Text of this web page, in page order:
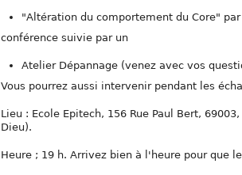
"Altération du comportement du Core" par
conférence suivie par un
Atelier Dépannage (venez avec vos
Vous pourrez aussi intervenir pendant les
Lieu : Ecole Epitech, 156 Rue Paul Bert,
Dieu).
Heure ; 19 h. Arrivez bien à l'heure pour que